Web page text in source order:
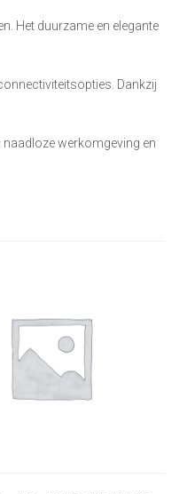
Het duurzame en elegante
Dankzij
werkomgeving en